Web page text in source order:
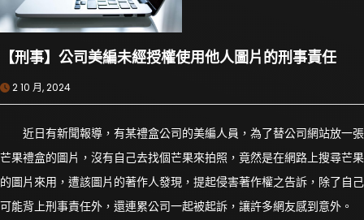
【刑事】公司美編未經授權使用他人圖片的刑事責任
2 10 月, 2024
近日有新聞報導，有某禮盒公司的美編人員，為了替公司網站放一張
芒果禮盒的圖片，沒有自己去找個芒果來拍照，竟然是在網路上搜尋芒果
的圖片來用，遭該圖片的著作人發現，提起侵害著作權之告訴，除了自己
可能背上刑事責任外，還連累公司一起被起訴，讓許多網友感到意外。